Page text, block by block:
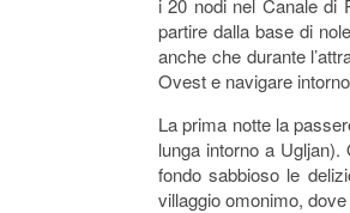
i 20 nodi nel Canale di
partire dalla base di
anche che durante
Ovest e navigare
La prima notte la
lunga intorno a
fondo sabbioso le
villaggio omonimo,